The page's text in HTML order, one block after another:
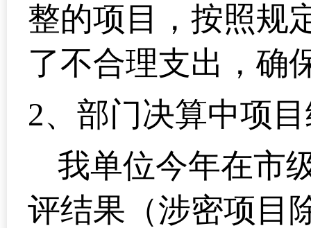
整的项目，按照规
了不合理支出，确
2、部门决算中项
我单位今年在市
评结果（涉密项目